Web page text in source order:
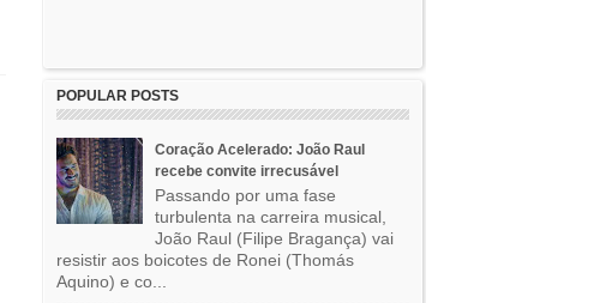
POPULAR POSTS
Coração Acelerado: João Raul
recebe convite irrecusável
Passando por uma fase
turbulenta na carreira musical,
João Raul (Filipe Bragança) vai
resistir aos boicotes de Ronei (Thomás
Aquino) e co...